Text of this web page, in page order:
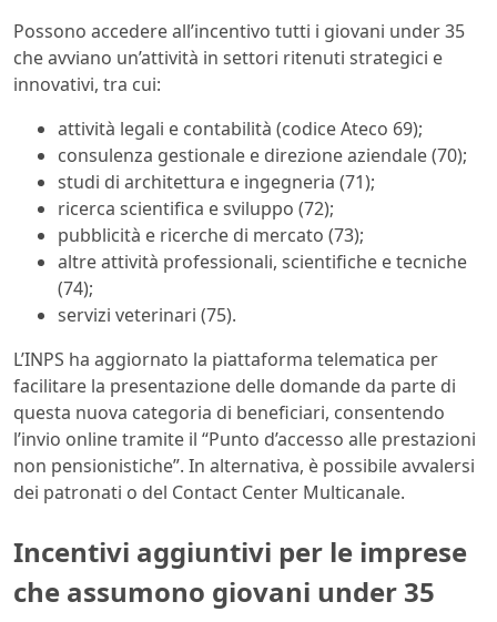
Possono accedere all’incentivo tutti i giovani under 35
che avviano un’attività in settori ritenuti strategici e
innovativi, tra cui:
attività legali e contabilità (codice Ateco 69);
consulenza gestionale e direzione aziendale (70);
studi di architettura e ingegneria (71);
ricerca scientifica e sviluppo (72);
pubblicità e ricerche di mercato (73);
altre attività professionali, scientifiche e tecniche
(74);
servizi veterinari (75).
L’INPS ha aggiornato la piattaforma telematica per
facilitare la presentazione delle domande da parte di
questa nuova categoria di beneficiari, consentendo
l’invio online tramite il “Punto d’accesso alle prestazioni
non pensionistiche”. In alternativa, è possibile avvalersi
dei patronati o del Contact Center Multicanale.
Incentivi aggiuntivi per le imprese
che assumono giovani under 35